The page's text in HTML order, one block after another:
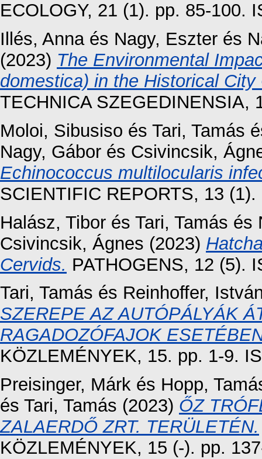
ECOLOGY, 21 (1). pp. 85-100.
Illés, Annaés Nagy, Eszter és
(2023) The Environmental
domestica) in the Historical
TECHNICA SZEGEDINENSIA,
Moloi, Sibusiso és Tari, Tamás
Nagy, Gábor és Csivincsik,
Echinococcus multilocularis
SCIENTIFIC REPORTS, 13
Halász, Tibor és Tari, Tamás és
Csivincsik, Ágnes (2023)
Cervids. PATHOGENS, 12 (5).
Tari, Tamás és Reinhoffer,
SZEREPE AZ AUTÓPÁLYÁK
RAGADOZÓFAJOK
KÖZLEMÉNYEK, 15. pp. 1-9.
Preisinger, Márk és Hopp,
és Tari, Tamás (2023) ŐZ
ZALAERDŐ ZRT. TERÜLETÉN.
KÖZLEMÉNYEK, 15 (-). pp.